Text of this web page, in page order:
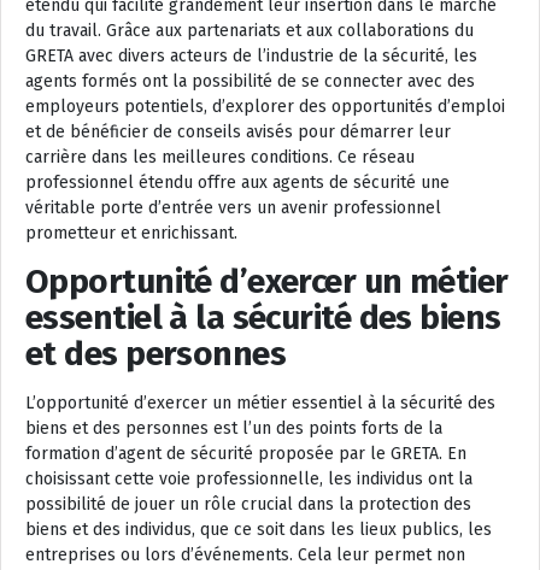
étendu qui facilite grandement leur insertion dans le marché
du travail. Grâce aux partenariats et aux collaborations du
GRETA avec divers acteurs de l’industrie de la sécurité, les
agents formés ont la possibilité de se connecter avec des
employeurs potentiels, d’explorer des opportunités d’emploi
et de bénéficier de conseils avisés pour démarrer leur
carrière dans les meilleures conditions. Ce réseau
professionnel étendu offre aux agents de sécurité une
véritable porte d’entrée vers un avenir professionnel
prometteur et enrichissant.
Opportunité d’exercer un métier
essentiel à la sécurité des biens
et des personnes
L’opportunité d’exercer un métier essentiel à la sécurité des
biens et des personnes est l’un des points forts de la
formation d’agent de sécurité proposée par le GRETA. En
choisissant cette voie professionnelle, les individus ont la
possibilité de jouer un rôle crucial dans la protection des
biens et des individus, que ce soit dans les lieux publics, les
entreprises ou lors d’événements. Cela leur permet non